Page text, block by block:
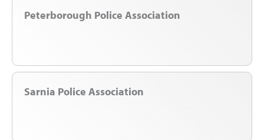
Peterborough Police Association
Sarnia Police Association